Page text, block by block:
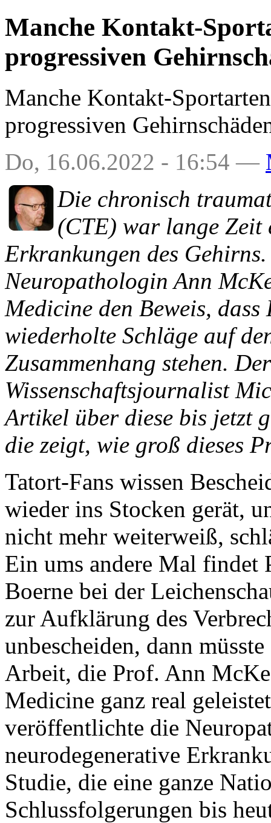
Manche Kontakt-
progressiven
Manche Kontakt-
progressiven
Do, 16.06.2022 - 16:54 —
Die chronisch
(CTE) war lange Zeit
Erkrankungen des
Neuropathologin Ann
Medicine den Beweis,
wiederholte Schläge auf
Zusammenhang stehen.
Wissenschaftsjournalist
Artikel über diese bis jetzt
die zeigt, wie groß dieses
Tatort-Fans wissen
wieder ins Stocken gerät,
nicht mehr weiterweiß,
Ein ums andere Mal
Boerne bei der
zur Aufklärung des
unbescheiden, dann
Arbeit, die Prof. Ann
Medicine ganz real
veröffentlichte die
neurodegenerative
Studie, die eine ganze
Schlussfolgerungen bis